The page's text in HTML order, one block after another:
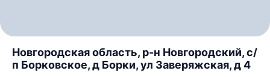
Новгородская область, р-н Новгородский, с/
п Борковское, д Борки, ул Заверяжская, д 4